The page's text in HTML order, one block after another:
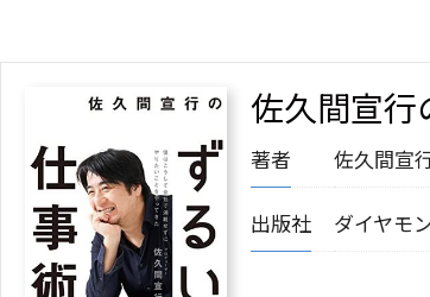
佐久間宣行
著者 佐久間宣
出版社 ダイヤモ